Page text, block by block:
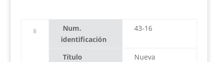
Num.
identificación
43-16
Título
Nueva